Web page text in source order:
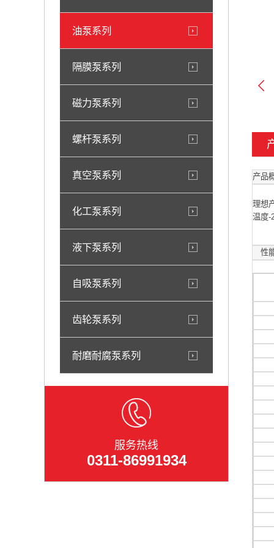
油泵系列
隔膜泵系列
磁力泵系列
螺杆泵系列
真空泵系列
化工泵系列
液下泵系列
自吸泵系列
齿轮泵系列
耐磨耐腐泵系列
服务热线
0311-86991934
产品
理想
温度-
性